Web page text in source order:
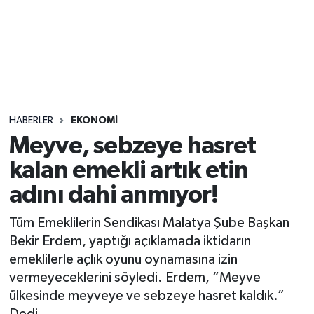
HABERLER EKONOMI
Meyve, sebzeye hasret
kalan emekli artık etin
adını dahi anmıyor!
Tüm Emeklilerin Sendikası Malatya Şube Başkan
Bekir Erdem, yaptığı açıklamada iktidarın
emeklilerle açlık oyunu oynamasına izin
vermeyeceklerini söyledi. Erdem, “Meyve
ülkesinde meyveye ve sebzeye hasret kaldık.”
Yaşam